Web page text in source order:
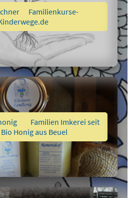
Familienkurse-
Familien Imkerei seit
Honig aus Beuel